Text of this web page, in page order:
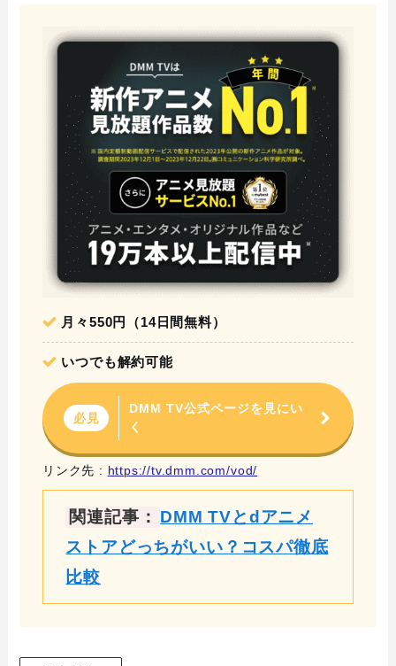
月々550円（14日間無料）
いつでも解約可能
必見
DMM TV公式ページを見にい
く
リンク先 : https://tv.dmm.com/vod/
関連記事： DMM TVとdアニメ
ストアどっちがいい？コスパ徹底
比較